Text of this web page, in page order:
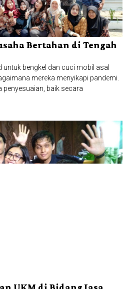
Bertahan di Tengah
untuk bengkel dan cuci mobil asal
mereka menyikapi pandemi.
penyesuaian, baik secara